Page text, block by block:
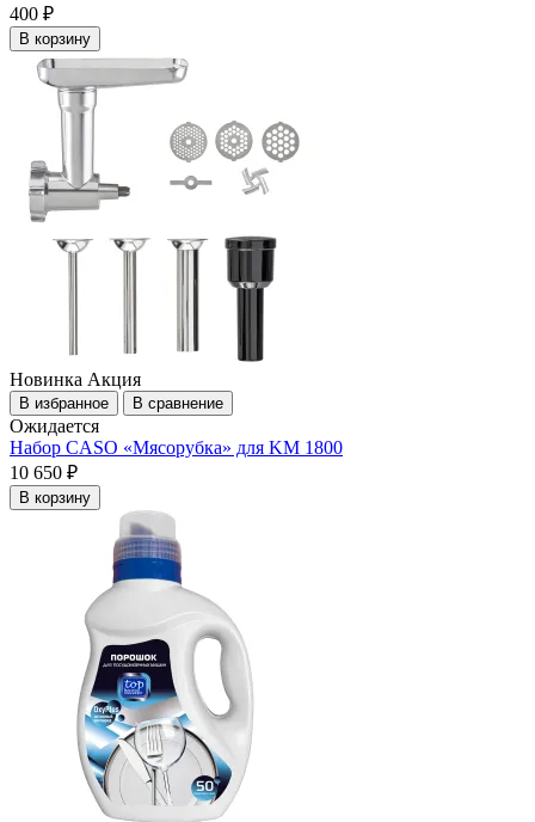
400 ₽
В корзину
Новинка Акция
В избранное В сравнение
Ожидается
Набор CASO «Мясорубка» для KM 1800
10 650 ₽
В корзину